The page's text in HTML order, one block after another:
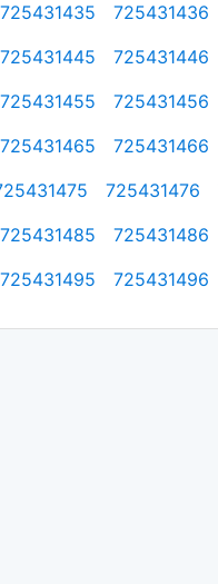
725431435 725431436
725431445 725431446
725431455 725431456
725431465 725431466
725431476
725431485 725431486
725431495 725431496